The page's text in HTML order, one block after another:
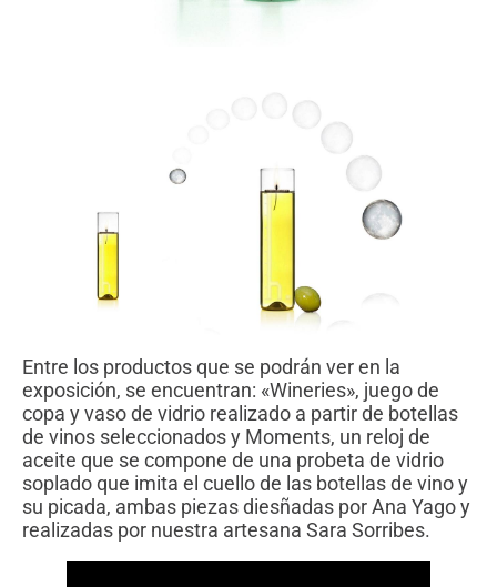
Entre los productos que se podrán ver en la
exposición, se encuentran: «Wineries», juego de
copa y vaso de vidrio realizado a partir de botellas
de vinos seleccionados y Moments, un reloj de
aceite que se compone de una probeta de vidrio
soplado que imita el cuello de las botellas de vino y
su picada, ambas piezas diesñadas por Ana Yago y
realizadas por nuestra artesana Sara Sorribes.